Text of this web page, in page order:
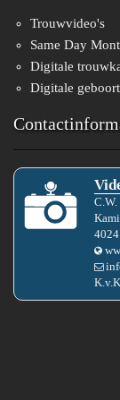
Trouwvideo's
Same Day
Digitale
Digitale
C.W.
4024